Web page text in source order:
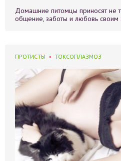
Домашние питомцы приносят не
общение, заботы и любовь своим
ПРОТИСТЫ ТОКСОПЛАЗМОЗ